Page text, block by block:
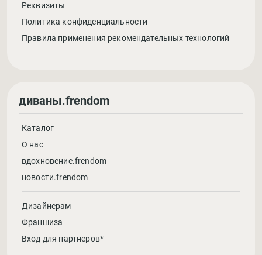
Реквизиты
Политика конфиденциальности
Правила применения рекомендательных технологий
диваны.frendom
Каталог
О нас
вдохновение.frendom
новости.frendom
Дизайнерам
Франшиза
Вход для партнеров*